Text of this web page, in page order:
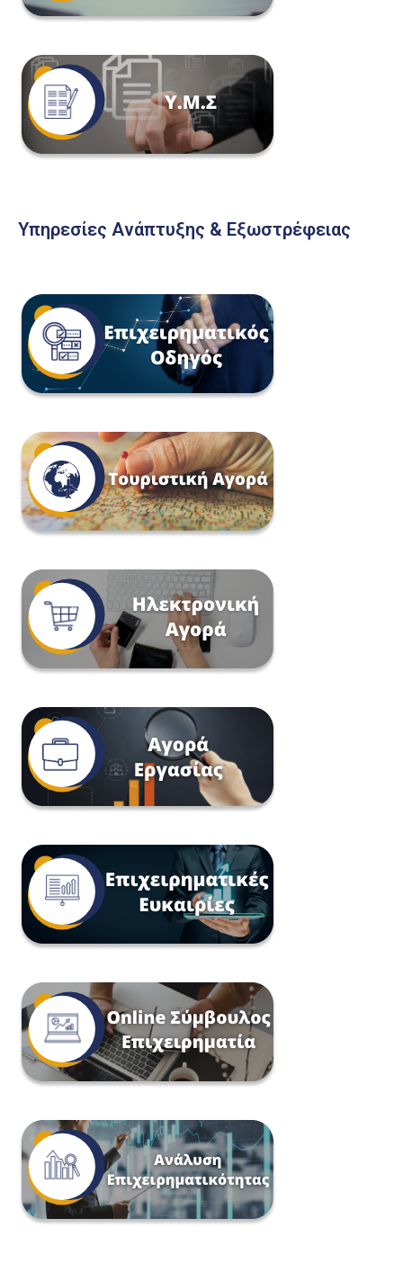
Υπηρεσίες Ανάπτυξης & Εξωστρέφειας